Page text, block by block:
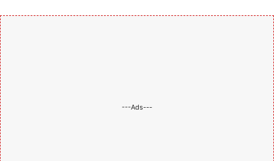
---Ads---